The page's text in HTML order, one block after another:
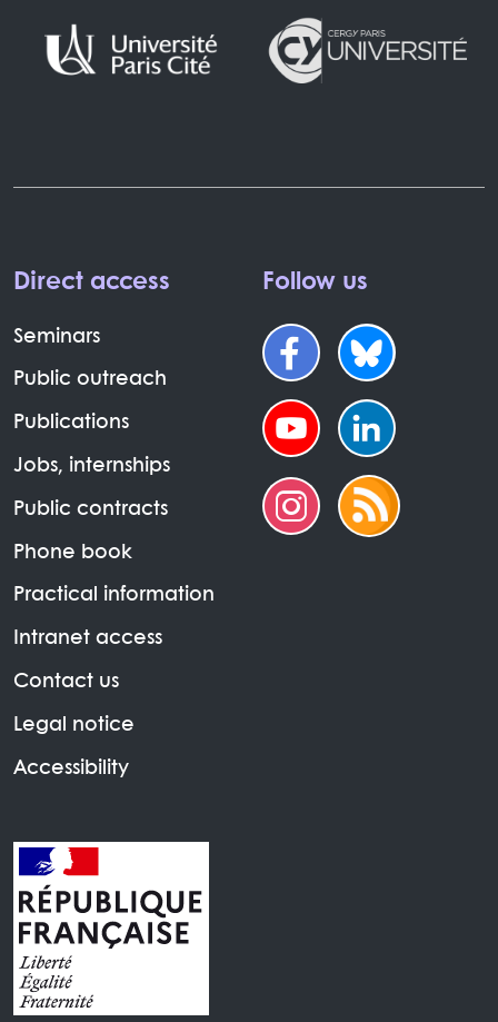
Direct access
Seminars
Public outreach
Publications
Jobs, internships
Public contracts
Phone book
Practical information
Intranet access
Contact us
Legal notice
Accessibility
Follow us